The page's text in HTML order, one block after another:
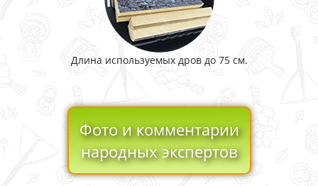
Длина используемых дров до 75 см.
Фото и комментарии
народных экспертов